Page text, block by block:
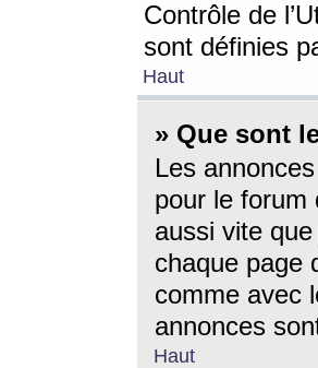
Contrôle de
sont définies
Haut
» Que sont
Les
pour le forum
aussi vite
chaque page
comme avec
annonces
Haut